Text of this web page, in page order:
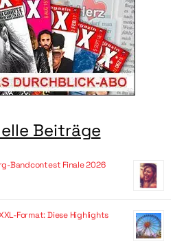
Beiträge
Bandcontest Finale 2026
Format: Diese Highlights